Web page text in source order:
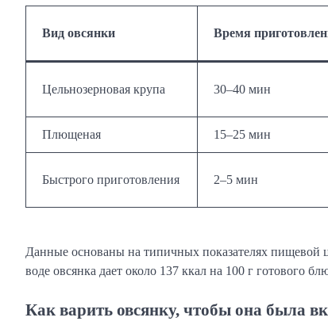
Вид овсянки Время
Цельнозерновая крупа 30–40 мин
Плющеная 15–25 мин
Быстрого приготовления 2–5 мин
Данные основаны на типичных показателях пищевой
воде овсянка дает около 137 ккал на 100 г готового
Как варить овсянку, чтобы она была